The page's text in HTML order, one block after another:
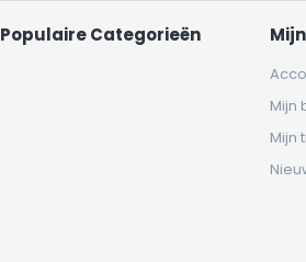
Populaire Categorieën
Mijn
Mijn